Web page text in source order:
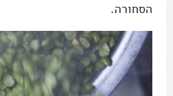
הסחורה.